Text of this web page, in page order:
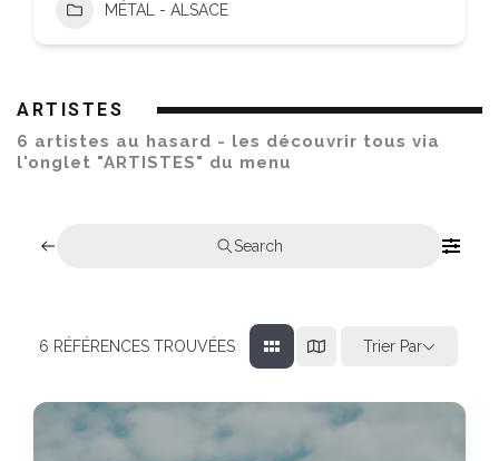
MÉTAL - ALSACE
ARTISTES
6 artistes au hasard - les découvrir tous via
l'onglet "ARTISTES" du menu
Search
6 RÉFÉRENCES TROUVÉES Trier Par